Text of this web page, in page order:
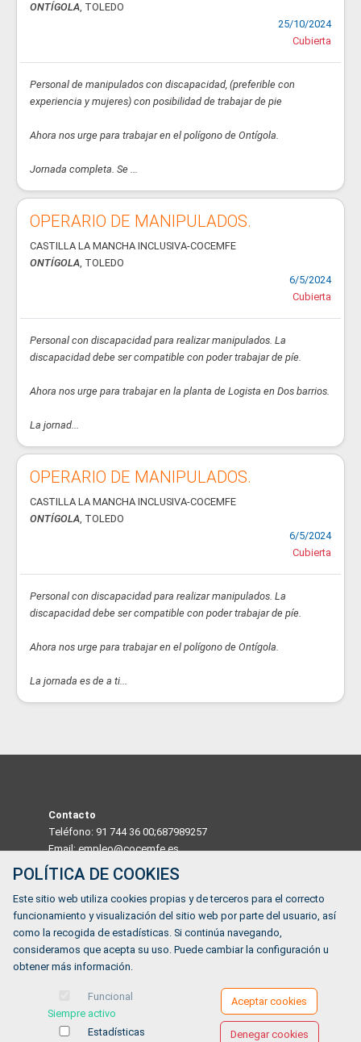
ONTÍGOLA, TOLEDO
25/10/2024
Cubierta
Personal de manipulados con discapacidad, (preferible con
experiencia y mujeres) con posibilidad de trabajar de pie
Ahora nos urge para trabajar en el polígono de Ontígola.
Jornada completa. Se ...
OPERARIO DE MANIPULADOS.
CASTILLA LA MANCHA INCLUSIVA-COCEMFE
ONTÍGOLA, TOLEDO
6/5/2024
Cubierta
Personal con discapacidad para realizar manipulados. La
discapacidad debe ser compatible con poder trabajar de píe.
Ahora nos urge para trabajar en la planta de Logista en Dos barrios.
La jornad...
OPERARIO DE MANIPULADOS.
CASTILLA LA MANCHA INCLUSIVA-COCEMFE
ONTÍGOLA, TOLEDO
6/5/2024
Cubierta
Personal con discapacidad para realizar manipulados. La
discapacidad debe ser compatible con poder trabajar de píe.
Ahora nos urge para trabajar en el polígono de Ontígola.
La jornada es de a ti...
Contacto
Teléfono: 91 744 36 00;687989257
Email: empleo@cocemfe.es
Dirección
Calle Luis Cabrera 63 Madrid 28002, MADRID, ESPAÑA
Horario
De lunes a viernes de 9:00 a 14:00
FORMULARIO DE CONTACTO
POLÍTICA DE COOKIES
Este sitio web utiliza cookies propias y de terceros para el correcto
funcionamiento y visualización del sitio web por parte del usuario, así
como la recogida de estadísticas. Si continúa navegando,
consideramos que acepta su uso. Puede cambiar la configuración u
obtener más información.
Funcional
Siempre activo
Estadísticas
Aceptar cookies
Denegar cookies